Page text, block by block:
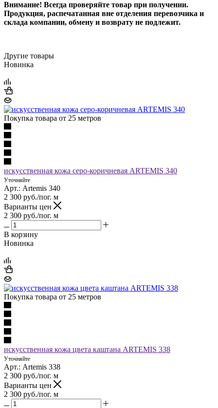
Внимание! Всегда проверяйте товар при получении.
Продукция, распечатанная вне отделения перевозчика и
склада компании, обмену и возврату не подлежит.
Другие товары
Новинка
Покупка товара от 25 метров
искусственная кожа серо-коричневая ARTEMIS 340
Уточняйте
Арт.: Artemis 340
2 300 руб./пог. м
Варианты цен
2 300 руб./пог. м
В корзину
Новинка
Покупка товара от 25 метров
искусственная кожа цвета каштана ARTEMIS 338
Уточняйте
Арт.: Artemis 338
2 300 руб./пог. м
Варианты цен
2 300 руб./пог. м